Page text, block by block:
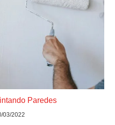
Paredes
03/2022